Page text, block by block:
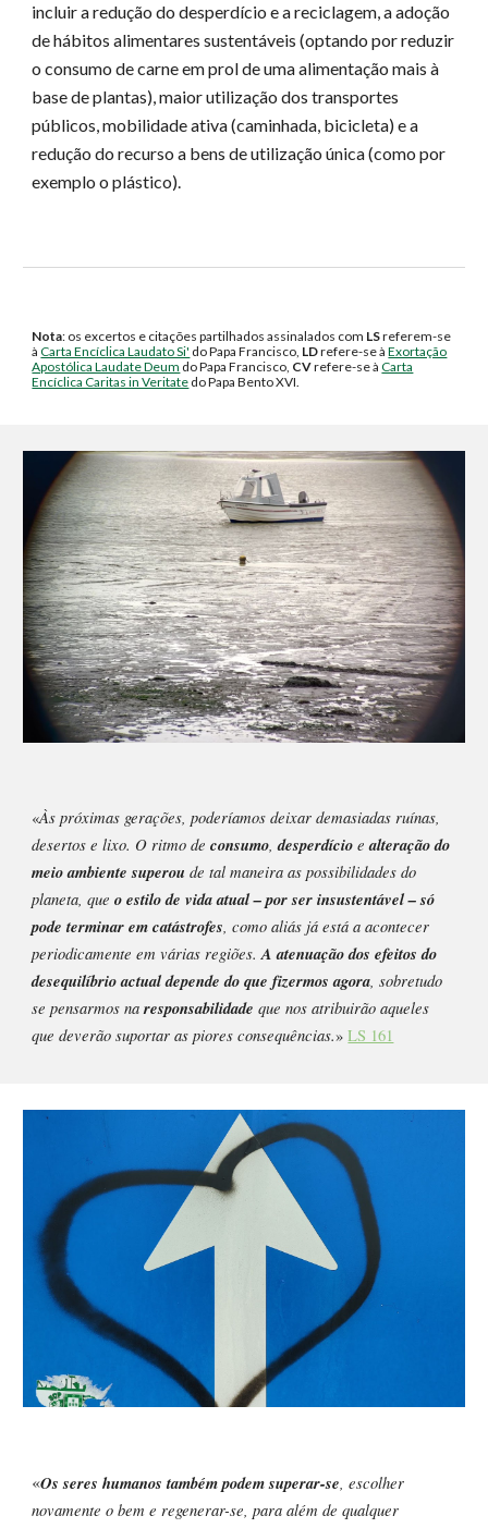
incluir a redução do desperdício e a reciclagem, a adoção
de hábitos alimentares sustentáveis (optando por reduzir
o consumo de carne em prol de uma alimentação mais à
base de plantas), maior utilização dos transportes
públicos, mobilidade ativa (caminhada, bicicleta) e a
redução do recurso a bens de utilização única (como por
exemplo o plástico).
Nota: os excertos e citaçõespartilhadosassinalados com LSreferem-se
àCarta Encíclica Laudato Si' do Papa Francisco, LDrefere-se àExortação
Apostólica Laudate Deum do Papa Francisco, CVrefere-se àCarta
Encíclica Caritas in Veritate do Papa Bento XVI.
«Às próximas gerações, poderíamos deixar demasiadas ruínas,
desertos e lixo. O ritmo deconsumo,desperdícioealteração do
meio ambiente superou de tal maneira as possibilidades do
planeta, queo estilo de vida atual – por ser insustentável – só
pode terminar em catástrofes, como aliás já está a acontecer
periodicamente em várias regiões.A atenuação dos efeitos do
desequilíbrio actual depende do que fizermos agora, sobretudo
se pensarmos naresponsabilidade que nos atribuirão aqueles
que deverão suportar as piores consequências.»LS 161
«Os seres humanos também podem superar-se, escolher
novamente o bem e regenerar-se, para além de qualquer